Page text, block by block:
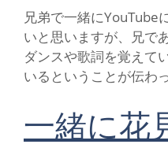
兄弟で一緒にYouTube
いと思いますが、兄で
ダンスや歌詞を覚えて
いるということが伝わ
一緒に花